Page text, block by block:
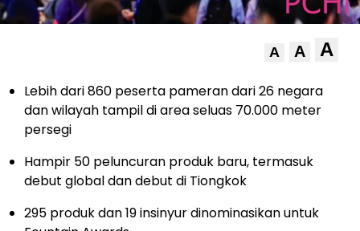
A A A
Lebih dari 860 peserta pameran dari 26 negara
dan wilayah tampil di area seluas 70.000 meter
persegi
Hampir 50 peluncuran produk baru, termasuk
debut global dan debut di Tiongkok
295 produk dan 19 insinyur dinominasikan untuk